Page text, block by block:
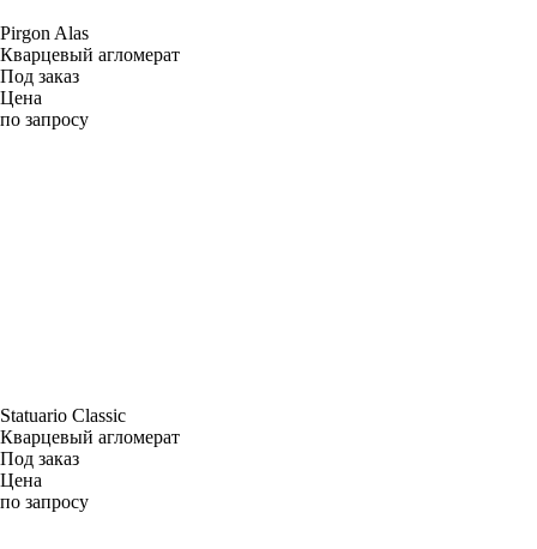
Pirgon Alas
Кварцевый агломерат
Под заказ
Цена
по запросу
Statuario Classic
Кварцевый агломерат
Под заказ
Цена
по запросу